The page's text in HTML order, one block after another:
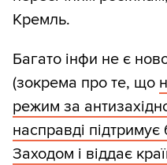
Кремль.
Багато інфи не є
(зокрема про те, що
режим за
насправді підтримує
Заходом і віддає